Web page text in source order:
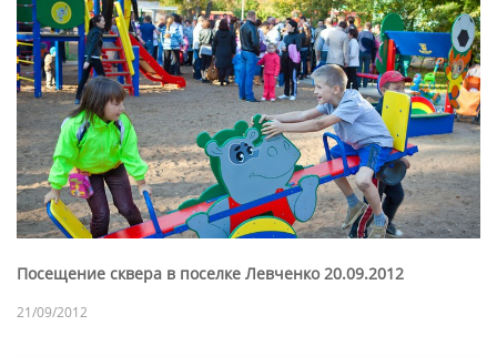
Посещение сквера в поселке Левченко 20.09.2012
21/09/2012